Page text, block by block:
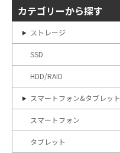
カテゴリーから探す
ストレージ
SSD
HDD/RAID
スマートフォン&タブレット
スマートフォン
タブレット